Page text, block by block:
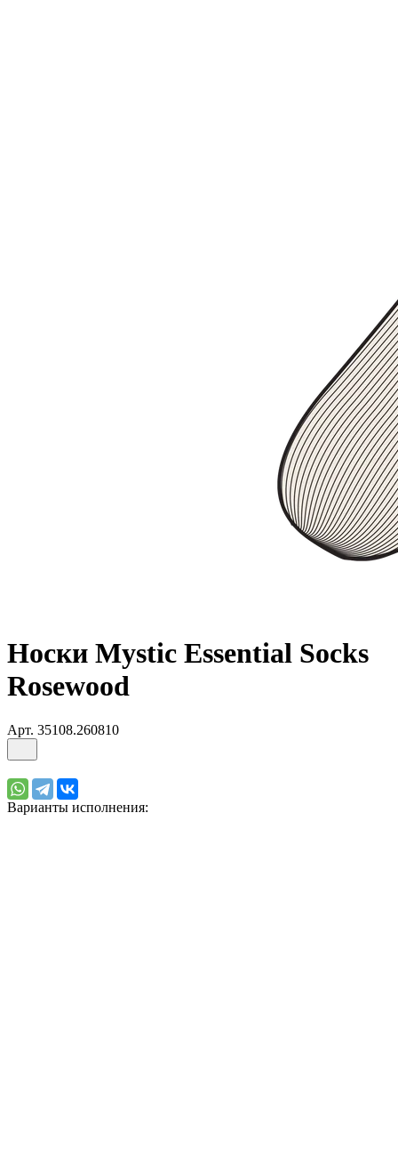
Носки Mystic Essential Socks
Rosewood
Арт. 35108.260810
Варианты исполнения: